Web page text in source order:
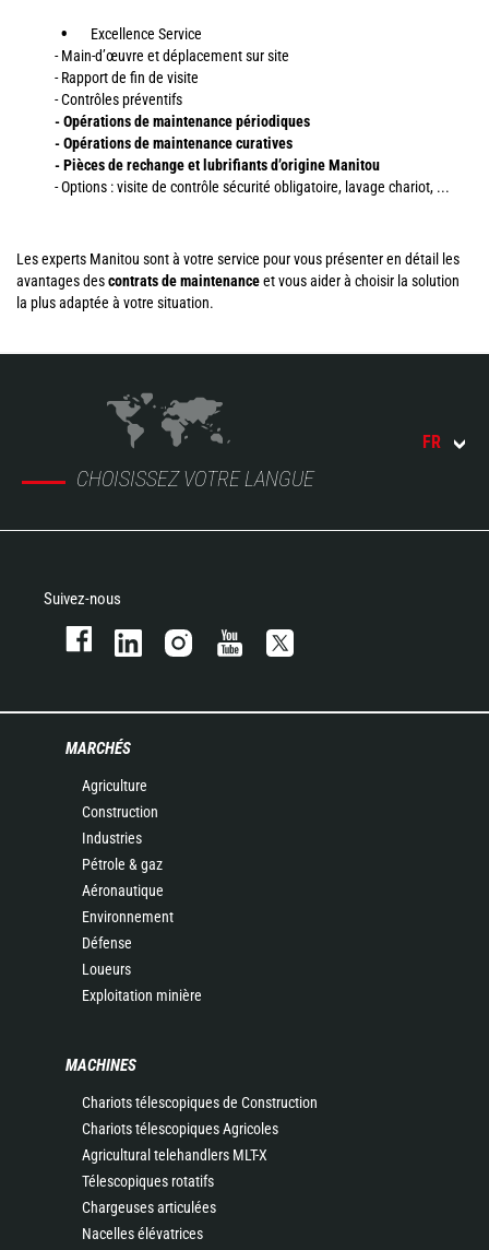
Excellence Service
- Main-d’œuvre et déplacement sur site
- Rapport de fin de visite
- Contrôles préventifs
- Opérations de maintenance périodiques
- Opérations de maintenance curatives
- Pièces de rechange et lubrifiants d’origine Manitou
- Options : visite de contrôle sécurité obligatoire, lavage chariot, ...
Les experts Manitou sont à votre service pour vous présenter en détail les
avantages descontrats de maintenanceet vous aider à choisir la solution
la plus adaptée à votre situation.
CHOISISSEZ VOTRE LANGUE
FR
Suivez-nous
MARCHÉS
Agriculture
Construction
Industries
Pétrole & gaz
Aéronautique
Environnement
Défense
Loueurs
Exploitation minière
MACHINES
Chariots télescopiques de Construction
Chariots télescopiques Agricoles
Agricultural telehandlers MLT-X
Télescopiques rotatifs
Chargeuses articulées
Nacelles élévatrices